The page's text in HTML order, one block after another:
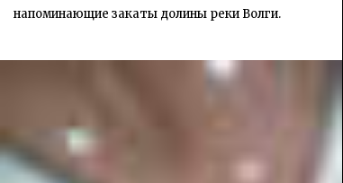
напоминающие закаты долины реки Волги.